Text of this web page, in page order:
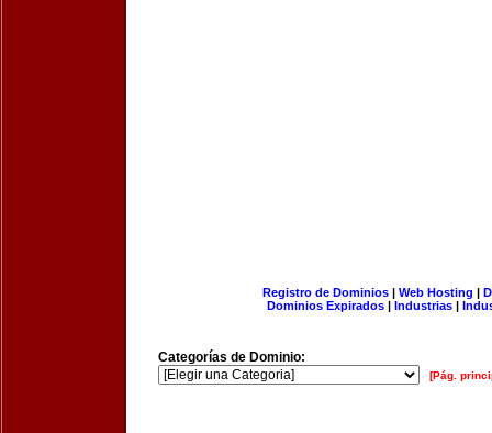
Registro de Dominios| Web Hosting |
Dominios Expirados | Industrias |
Categorías de Dominio:
[Pág.